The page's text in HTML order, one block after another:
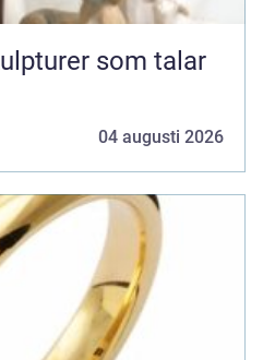
04 augusti 2026